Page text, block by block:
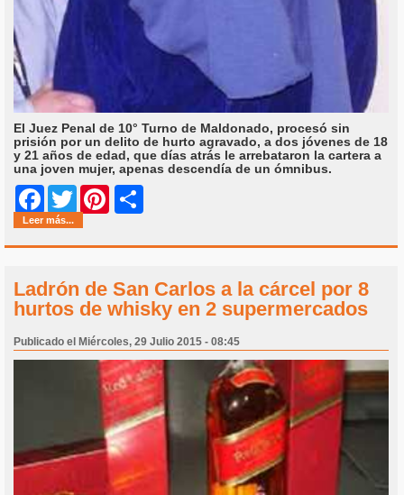
El Juez Penal de 10° Turno de Maldonado, procesó sin
prisión por un delito de hurto agravado, a dos jóvenes de 18
y 21 años de edad, que días atrás le arrebataron la cartera a
una joven mujer, apenas descendía de un ómnibus.
Facebook
Twitter Pinterest
Leer más...
Ladrón de San Carlos a la cárcel por 8
hurtos de whisky en 2 supermercados
Publicado el Miércoles, 29 Julio 2015 - 08:45